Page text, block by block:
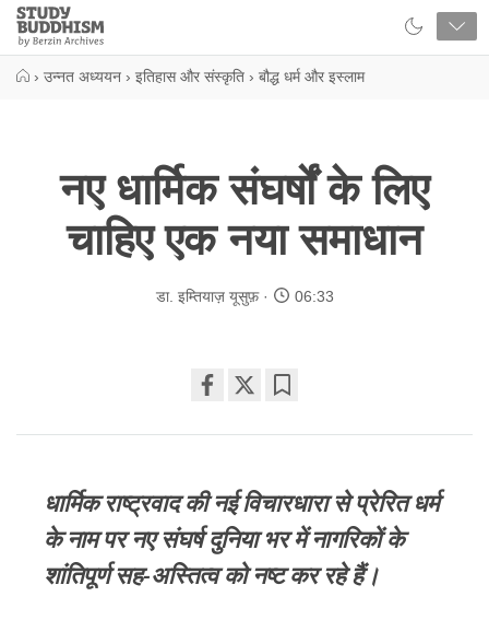
Close
Study
Buddhism
› उन्नत अध्ययन › इतिहास और संस्कृति › बौद्ध धर्म और इस्लाम
नए धार्मिक संघर्षों के लिए
चाहिए एक नया समाधान
डा. इम्तियाज़ यूसुफ़ 06:33
on
धार्मिक राष्ट्रवाद की नई विचारधारा से प्रेरित धर्म
के नाम पर नए संघर्ष दुनिया भर में नागरिकों के
शांतिपूर्ण सह-अस्तित्व को नष्ट कर रहे हैं।